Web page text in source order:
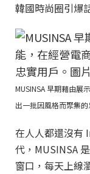
韓國時尚圈引爆
MUSINSA 早期藉由展
出一批因風格而聚集
在人人都還沒有
代，MUSINSA
窗口，每天上線